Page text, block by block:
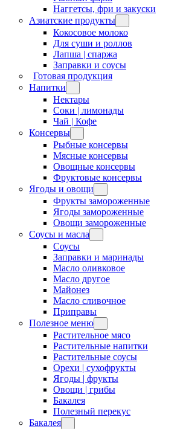
Наггетсы, фри и закуски
Азиатские продукты
Кокосовое молоко
Для суши и роллов
Лапша | спаржа
Заправки и соусы
Готовая продукция
Напитки
Нектары
Соки | лимонады
Чай | Кофе
Консервы
Рыбные консервы
Мясные консервы
Овощные консервы
Фруктовые консервы
Ягоды и овощи
Фрукты замороженные
Ягоды замороженные
Овощи замороженные
Соусы и масла
Соусы
Заправки и маринады
Масло оливковое
Масло другое
Майонез
Масло сливочное
Приправы
Полезное меню
Растительное мясо
Растительные напитки
Растительные соусы
Орехи | сухофрукты
Ягоды | фрукты
Овощи | грибы
Бакалея
Полезный перекус
Бакалея